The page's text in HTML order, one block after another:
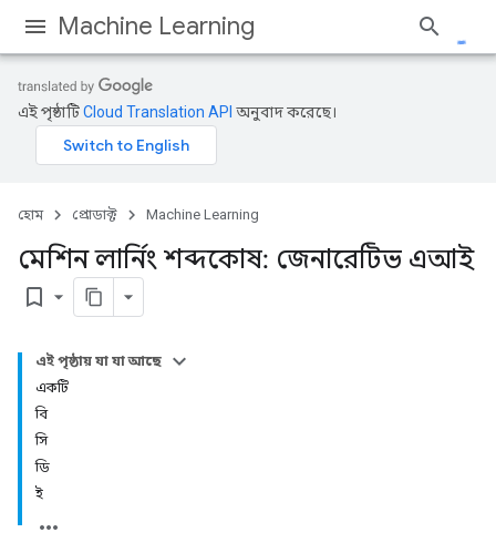
Machine Learning
এই পৃষ্ঠাটিCloud Translation API অনুবাদ করেছে।
হোম প্রোডাক্ট Machine Learning
মেশিন লার্নিং শব্দকোষ: জেনারেটিভ এআই
bookmark_border
এই পৃষ্ঠায় যা যা আছে
একটি
বি
সি
ডি
ই